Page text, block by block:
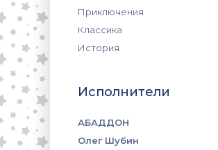
Приключения
Классика
История
Исполнители
АБАДДОН
Олег Шубин